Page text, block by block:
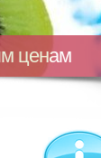
ценам